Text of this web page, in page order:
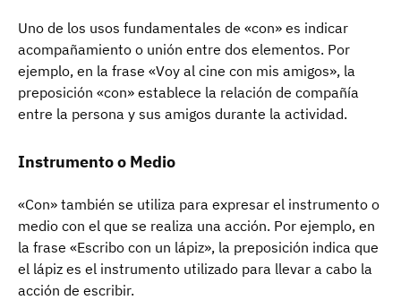
Uno de los usos fundamentales de «con» es indicar
acompañamiento o unión entre dos elementos. Por
ejemplo, en la frase «Voy al cine con mis amigos», la
preposición «con» establece la relación de compañía
entre la persona y sus amigos durante la actividad.
Instrumento o Medio
«Con» también se utiliza para expresar el instrumento o
medio con el que se realiza una acción. Por ejemplo, en
la frase «Escribo con un lápiz», la preposición indica que
el lápiz es el instrumento utilizado para llevar a cabo la
acción de escribir.